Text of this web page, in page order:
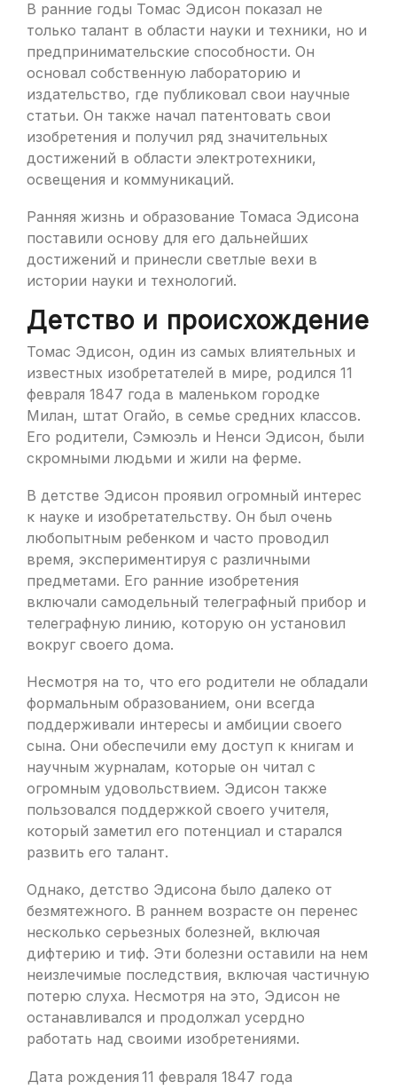
В ранние годы Томас Эдисон показал не
только талант в области науки и техники, но и
предпринимательские способности. Он
основал собственную лабораторию и
издательство, где публиковал свои научные
статьи. Он также начал патентовать свои
изобретения и получил ряд значительных
достижений в области электротехники,
освещения и коммуникаций.
Ранняя жизнь и образование Томаса Эдисона
поставили основу для его дальнейших
достижений и принесли светлые вехи в
истории науки и технологий.
Детство и происхождение
Томас Эдисон, один из самых влиятельных и
известных изобретателей в мире, родился 11
февраля 1847 года в маленьком городке
Милан, штат Огайо, в семье средних классов.
Его родители, Сэмюэль и Ненси Эдисон, были
скромными людьми и жили на ферме.
В детстве Эдисон проявил огромный интерес
к науке и изобретательству. Он был очень
любопытным ребенком и часто проводил
время, экспериментируя с различными
предметами. Его ранние изобретения
включали самодельный телеграфный прибор и
телеграфную линию, которую он установил
вокруг своего дома.
Несмотря на то, что его родители не обладали
формальным образованием, они всегда
поддерживали интересы и амбиции своего
сына. Они обеспечили ему доступ к книгам и
научным журналам, которые он читал с
огромным удовольствием. Эдисон также
пользовался поддержкой своего учителя,
который заметил его потенциал и старался
развить его талант.
Однако, детство Эдисона было далеко от
безмятежного. В раннем возрасте он перенес
несколько серьезных болезней, включая
дифтерию и тиф. Эти болезни оставили на нем
неизлечимые последствия, включая частичную
потерю слуха. Несмотря на это, Эдисон не
останавливался и продолжал усердно
работать над своими изобретениями.
Дата рождения 11 февраля 1847 года